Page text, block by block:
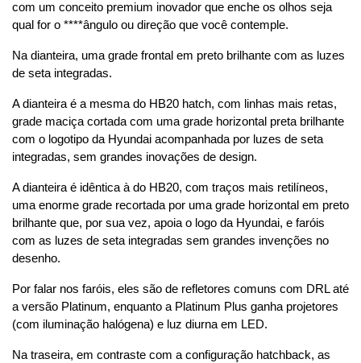
com um conceito premium inovador que enche os olhos seja
qual for o ****ângulo ou direção que você contemple.
Na dianteira, uma grade frontal em preto brilhante com as luzes
de seta integradas.
A dianteira é a mesma do HB20 hatch, com linhas mais retas,
grade maciça cortada com uma grade horizontal preta brilhante
com o logotipo da Hyundai acompanhada por luzes de seta
integradas, sem grandes inovações de design.
A dianteira é idêntica à do HB20, com traços mais retilíneos,
uma enorme grade recortada por uma grade horizontal em preto
brilhante que, por sua vez, apoia o logo da Hyundai, e faróis
com as luzes de seta integradas sem grandes invenções no
desenho.
Por falar nos faróis, eles são de refletores comuns com DRL até
a versão Platinum, enquanto a Platinum Plus ganha projetores
(com iluminação halógena) e luz diurna em LED.
Na traseira, em contraste com a configuração hatchback, as